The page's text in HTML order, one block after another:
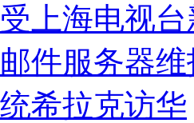
上海电视
件服务器
希拉克访华